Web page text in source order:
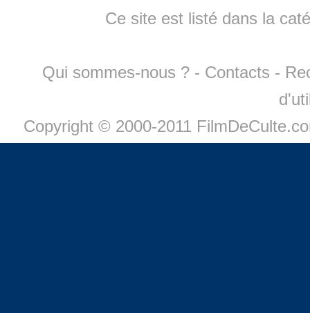
Ce site est listé dans la
Qui sommes-nous ? - Contacts -
Copyright © 2000-2011